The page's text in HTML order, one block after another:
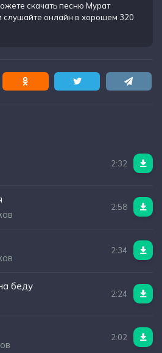
скачать песню Мурат
слушайте онлайн в хорошем 320
2:32
2:58
2:34
беду
2:24
2:02